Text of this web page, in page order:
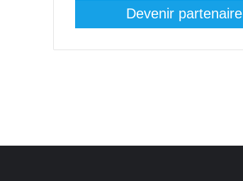
Devenir partenaire